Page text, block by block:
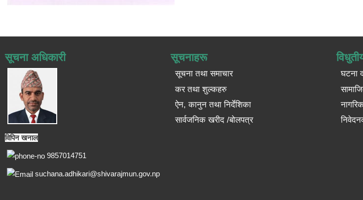
सूचना अधिकारी
विपिन खनाल
9857014751
suchana.adhikari@shivarajmun.gov.np
सूचनाहरू
सूचना तथा समाचार
कर तथा शुल्कहरु
ऐन, कानुन तथा निर्देशिका
सार्वजनिक खरीद /बोलपत्र
घटना